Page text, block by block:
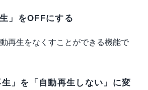
」をOFFにする
再生をなくすことができる機能で
」を「自動再生しない」に変